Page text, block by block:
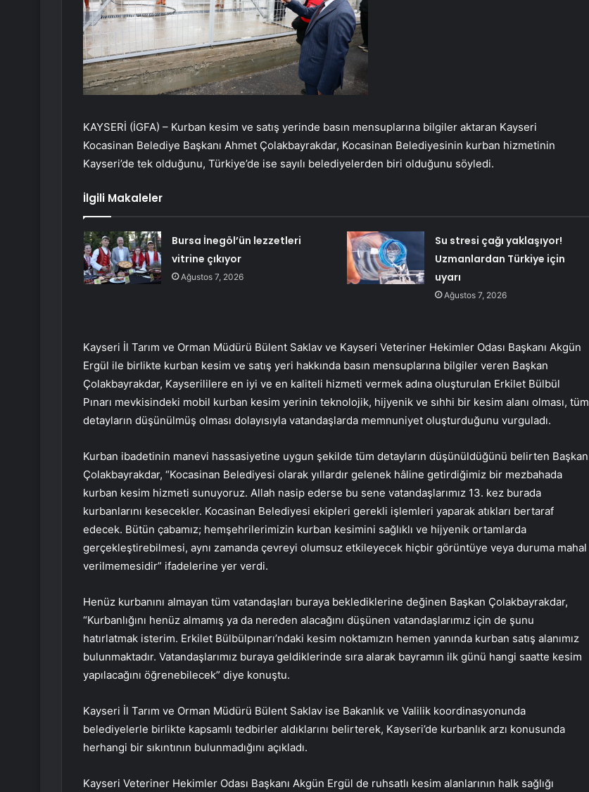
KAYSERİ (İGFA) – Kurban kesim ve satış yerinde basın mensuplarına bilgiler aktaran Kayseri
Kocasinan Belediye Başkanı Ahmet Çolakbayrakdar, Kocasinan Belediyesinin kurban hizmetinin
Kayseri’de tek olduğunu, Türkiye’de ise sayılı belediyelerden biri olduğunu söyledi.
İlgili Makaleler
Bursa İnegöl’ün lezzetleri
vitrine çıkıyor
Ağustos 7, 2026
Su stresi çağı yaklaşıyor!
Uzmanlardan Türkiye için
uyarı
Ağustos 7, 2026
Kayseri İl Tarım ve Orman Müdürü Bülent Saklav ve Kayseri Veteriner Hekimler Odası Başkanı Akgün
Ergül ile birlikte kurban kesim ve satış yeri hakkında basın mensuplarına bilgiler veren Başkan
Çolakbayrakdar, Kayserililere en iyi ve en kaliteli hizmeti vermek adına oluşturulan Erkilet Bülbül
Pınarı mevkisindeki mobil kurban kesim yerinin teknolojik, hijyenik ve sıhhi bir kesim alanı olması, tüm
detayların düşünülmüş olması dolayısıyla vatandaşlarda memnuniyet oluşturduğunu vurguladı.
Kurban ibadetinin manevi hassasiyetine uygun şekilde tüm detayların düşünüldüğünü belirten Başkan
Çolakbayrakdar, “Kocasinan Belediyesi olarak yıllardır gelenek hâline getirdiğimiz bir mezbahada
kurban kesim hizmeti sunuyoruz. Allah nasip ederse bu sene vatandaşlarımız 13. kez burada
kurbanlarını kesecekler. Kocasinan Belediyesi ekipleri gerekli işlemleri yaparak atıkları bertaraf
edecek. Bütün çabamız; hemşehrilerimizin kurban kesimini sağlıklı ve hijyenik ortamlarda
gerçekleştirebilmesi, aynı zamanda çevreyi olumsuz etkileyecek hiçbir görüntüye veya duruma mahal
verilmemesidir” ifadelerine yer verdi.
Henüz kurbanını almayan tüm vatandaşları buraya beklediklerine değinen Başkan Çolakbayrakdar,
“Kurbanlığını henüz almamış ya da nereden alacağını düşünen vatandaşlarımız için de şunu
hatırlatmak isterim. Erkilet Bülbülpınarı’ndaki kesim noktamızın hemen yanında kurban satış alanımız
bulunmaktadır. Vatandaşlarımız buraya geldiklerinde sıra alarak bayramın ilk günü hangi saatte kesim
yapılacağını öğrenebilecek” diye konuştu.
Kayseri İl Tarım ve Orman Müdürü Bülent Saklav ise Bakanlık ve Valilik koordinasyonunda
belediyelerle birlikte kapsamlı tedbirler aldıklarını belirterek, Kayseri’de kurbanlık arzı konusunda
herhangi bir sıkıntının bulunmadığını açıkladı.
Kayseri Veteriner Hekimler Odası Başkanı Akgün Ergül de ruhsatlı kesim alanlarının halk sağlığı